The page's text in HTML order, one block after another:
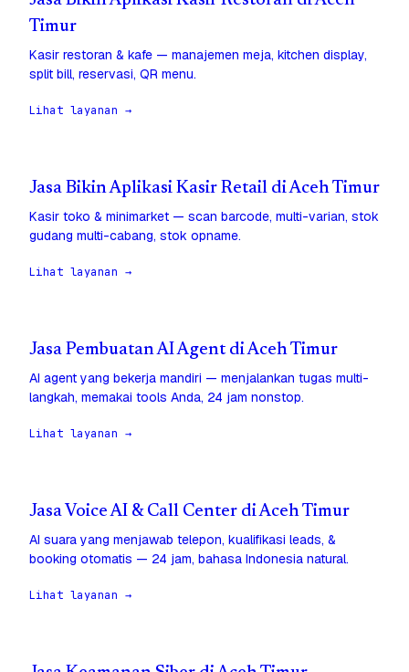
Timur
Kasir restoran & kafe — manajemen meja, kitchen display,
split bill, reservasi, QR menu.
Lihat layanan →
Jasa Bikin Aplikasi Kasir Retail di Aceh Timur
Kasir toko & minimarket — scan barcode, multi-varian, stok
gudang multi-cabang, stok opname.
Lihat layanan →
Jasa Pembuatan AI Agent di Aceh Timur
AI agent yang bekerja mandiri — menjalankan tugas multi-
langkah, memakai tools Anda, 24 jam nonstop.
Lihat layanan →
Jasa Voice AI & Call Center di Aceh Timur
AI suara yang menjawab telepon, kualifikasi leads, &
booking otomatis — 24 jam, bahasa Indonesia natural.
Lihat layanan →